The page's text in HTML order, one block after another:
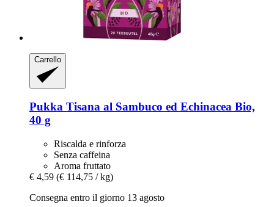
Carrello
Pukka Tisana al Sambuco ed Echinacea Bio,
40 g
Riscalda e rinforza
Senza caffeina
Aroma fruttato
€ 4,59 (€ 114,75 / kg)
Consegna entro il giorno 13 agosto